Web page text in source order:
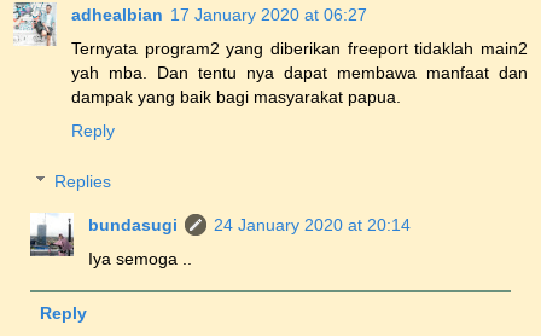
adhealbian 17 January 2020 at 06:27
Ternyata program2 yang diberikan freeport tidaklah main2
yah mba. Dan tentu nya dapat membawa manfaat dan
dampak yang baik bagi masyarakat papua.
Reply
Replies
bundasugi
24 January 2020 at 20:14
Iya semoga ..
Reply